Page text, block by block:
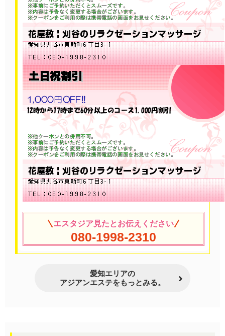
エスタジア見たとお伝えください
080-1998-2310
愛知エリアの
アジアンエステをもっとみる。